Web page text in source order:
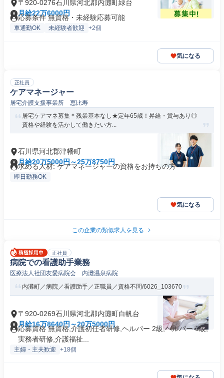
〒920-0276石川県河北郡内灘町緑台
月給22万6000円
応募条件 無資格・未経験応募可能
車通勤OK 未経験者歓迎 +2個
気になる
正社員
ケアマネージャー
居宅介護支援事業所 恵比寿
居宅ケアマネ募集＊残業基本なし★定年65歳！昇給・賞与あり◎
資格や経験を活かして働きたい方...
石川県河北郡津幡町
月給20万5000円～25万8750円
求める人材: ケアマネージャーの資格をお持ちの方
即日勤務OK
気になる
この企業の類似求人を見る
正社員
病院での看護助手業務
医療法人社団友愛病院会 内灘温泉病院
内灘町／病院／看護助手／正職員／資格不問/6026_103670
〒920-0269石川県河北郡内灘町白帆台
月給16万8640円～20万5000円
応募資格 無資格,介護初任者研修,ヘルパー 2級,ヘルパー 1級,
実務者研修,介護福祉...
主婦・主夫歓迎 +18個